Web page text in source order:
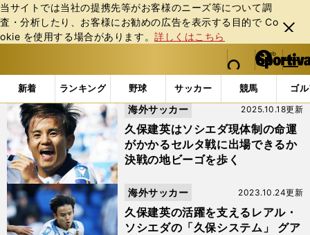
当サイトでは当社の提携先等がお客様のニーズ等について調
査・分析したり、お客様にお勧めの広告を表⽰する⽬的で Co
okie を使⽤する場合があります。詳しくはこちら
閉じ
る
web Sportiva (webスポルティーバ)
検索
マイペ
ー
ジ
メニュ
新着 ランキング 野球 サッカー 競馬 ゴ
b
ス
ポ
ル
テ
ィ
ー
バ
「#アンデル・バレネチェア」の最新ニュース・ 情報
久保建英はソシエダ現体制の命運
がかかるセルタ戦に出場できるか
決戦の地ビーゴを歩く
2025.10.18更新
海外サッカー
久保建英の活躍を支えるレアル・
ソシエダの「久保システム」 グア
2023.10.24更新
海外サッカー